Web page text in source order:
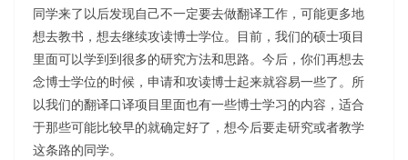
同学来了以后发现自己不一定要去做翻译工作，可能更多地
想去教书，想去继续攻读博士学位。目前，我们的硕士项目
里面可以学到到很多的研究方法和思路。今后，你们再想去
念博士学位的时候，申请和攻读博士起来就容易一些了。所
以我们的翻译口译项目里面也有一些博士学习的内容，适合
于那些可能比较早的就确定好了，想今后要走研究或者教学
这条路的同学。